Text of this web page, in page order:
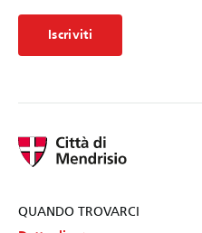
Iscriviti
QUANDO TROVARCI